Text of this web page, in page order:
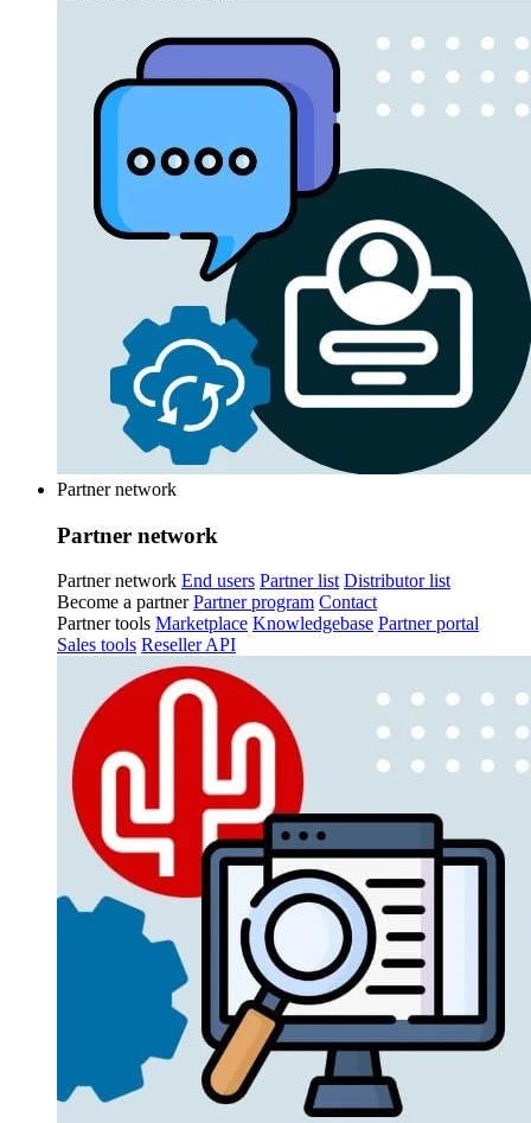
Partner network
Partner network
Partner network End users Partner list Distributor list
Become a partner Partner program Contact
Partner tools Marketplace Knowledgebase Partner portal
Sales tools Reseller API